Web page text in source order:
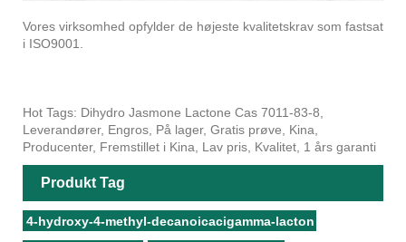
Vores virksomhed opfylder de højeste kvalitetskrav som fastsat
i ISO9001.
Hot Tags: Dihydro Jasmone Lactone Cas 7011-83-8,
Leverandører, Engros, På lager, Gratis prøve, Kina,
Producenter, Fremstillet i Kina, Lav pris, Kvalitet, 1 års garanti
Produkt Tag
4-hydroxy-4-methyl-decanoicacigamma-lacton